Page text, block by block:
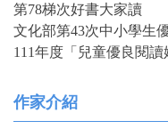
第78梯次好書大家讀
文化部第43次中小學生
111年度「兒童優良閱
作家介紹